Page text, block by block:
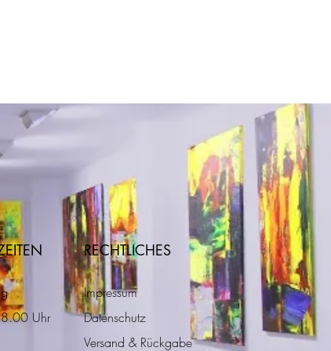
RECHTLICHES
Uhr
Impressum
Datenschutz
Versand & Rückgabe